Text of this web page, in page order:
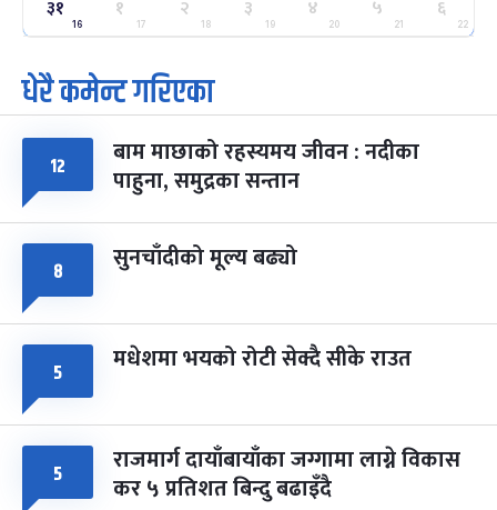
२५
मंगल फाल्गुन २५, २०८३ Mar 9, 2027
७
आइत
पूर्णिमा व्रत
चैत्र ७, २०८३-Mar 21, 2027
८ फागुपूर्णिमा
चैत्र ८, २०८३-Mar 22, 2027
७ महिना बाँकी
३१
16
१
17
२
18
३
19
४
20
५
21
६
22
धेरै कमेन्ट गरिएका
१२ बाम माछाको रहस्यमय जीवन : नदीका
पाहुना, समुद्रका सन्तान
८ सुनचाँदीको मूल्य बढ्यो
५ मधेशमा भयको रोटी सेक्दै सीके राउत
५ राजमार्ग दायाँबायाँका जग्गामा लाग्ने विकास
कर ५ प्रतिशत बिन्दु बढाइँदै